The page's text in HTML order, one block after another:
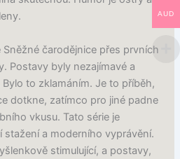
čarodějnice přes prvních
Postavy byly nezajímavé a
to zklamáním. Je to příběh,
dotkne, zatímco pro jiné padne
vkusu. Tato série je
stažení a moderního vyprávění.
stimulující, a postavy,
AUD